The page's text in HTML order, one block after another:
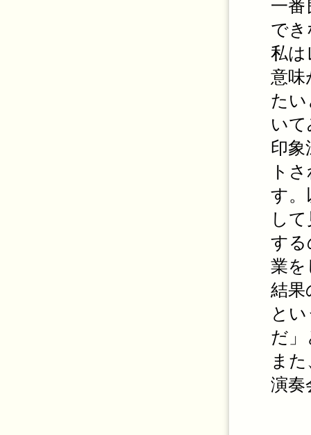
一番
で
私は
意味
た
い
印
ト
す。
し
する
業を
結果
と
だ
ま
演奏